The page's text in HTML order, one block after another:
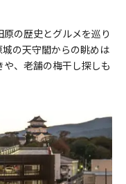
の歴史とグルメを巡り
の天守閣からの眺めは
、老舗の梅干し探しも